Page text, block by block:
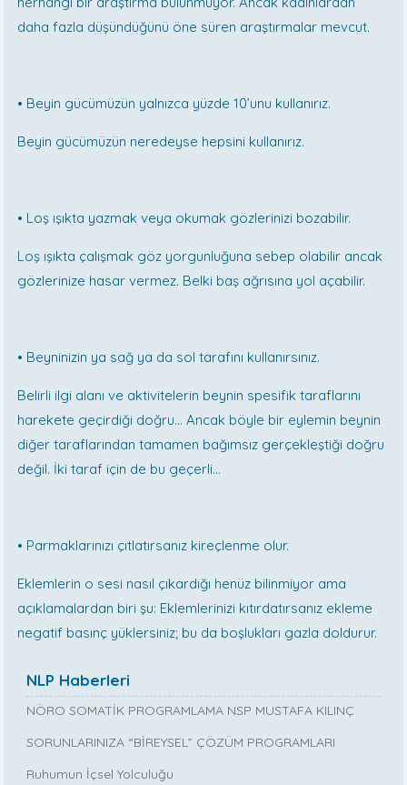
daha fazla düşündüğünü öne süren araştırmalar mevcut.
• Beyin gücümüzün yalnızca yüzde 10’unu kullanırız.
Beyin gücümüzün neredeyse hepsini kullanırız.
• Loş ışıkta yazmak veya okumak gözlerinizi bozabilir.
Loş ışıkta çalışmak göz yorgunluğuna sebep olabilir ancak
gözlerinize hasar vermez. Belki baş ağrısına yol açabilir.
• Beyninizin ya sağ ya da sol tarafını kullanırsınız.
Belirli ilgi alanı ve aktivitelerin beynin spesifik taraflarını
harekete geçirdiği doğru... Ancak böyle bir eylemin beynin
diğer taraflarından tamamen bağımsız gerçekleştiği doğru
değil. İki taraf için de bu geçerli...
• Parmaklarınızı çıtlatırsanız kireçlenme olur.
Eklemlerin o sesi nasıl çıkardığı henüz bilinmiyor ama
açıklamalardan biri şu: Eklemlerinizi kıtırdatırsanız ekleme
negatif basınç yüklersiniz; bu da boşlukları gazla doldurur.
NLP Haberleri
NÖRO SOMATİK PROGRAMLAMA NSP MUSTAFA KILINÇ
SORUNLARINIZA “BİREYSEL” ÇÖZÜM PROGRAMLARI
Ruhumun İçsel Yolculuğu